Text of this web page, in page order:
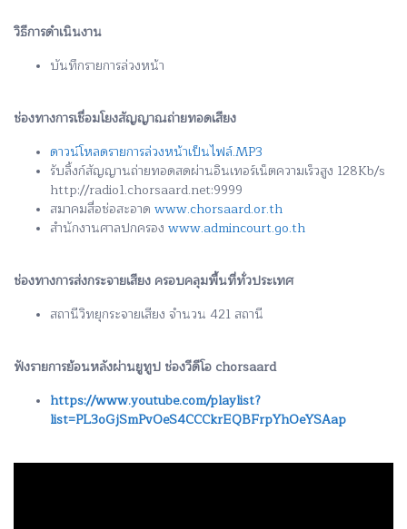
วิธีการดำเนินงาน
บันทึกรายการล่วงหน้า
ช่องทางการเชื่อมโยงสัญญาณถ่ายทอดเสียง
ดาวน์โหลดรายการล่วงหน้าเป็นไฟล์.MP3
รับลิ้งก์สัญญานถ่ายทอดสดผ่านอินเทอร์เน็ตความเร็วสูง 128Kb/s
http://radio1.chorsaard.net:9999
สมาคมสื่อช่อสะอาด www.chorsaard.or.th
สำนักงานศาลปกครอง www.admincourt.go.th
ช่องทางการส่งกระจายเสียง ครอบคลุมพื้นที่ทั่วประเทศ
สถานีวิทยุกระจายเสียง จำนวน 421 สถานี
ฟังรายการย้อนหลังผ่านยูทูป ช่องวีดีโอ chorsaard
https://www.youtube.com/playlist?
list=PL3oGjSmPvOeS4CCCkrEQBFrpYhOeYSAap